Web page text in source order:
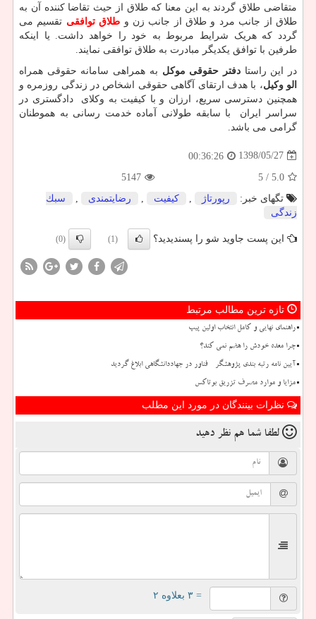
متقاضی طلاق گردند به این معنا که طلاق از حیث تقاضا کننده آن به
طلاق از جانب مرد و طلاق از جانب زن و طلاق توافقی تقسیم می
گردد که هریک شرایط مربوط به خود را خواهد داشت. یا اینکه
طرفین با توافق یکدیگر مبادرت به طلاق توافقی نمایند.
در این راستادفتر حقوقی موکل به همراهی سامانه حقوقی همراه
الو وکیل، با هدف ارتقای آگاهی حقوقی اشخاص در زندگی روزمره و
همچنین دسترسی سریع، ارزان و با کیفیت به وکلای دادگستری در
سراسر ایران با سابقه طولانی آماده خدمت رسانی به هموطنان
گرامی می باشد.
1398/05/27
00:36:26
5.0
/ 5
5147
تگهای خبر:
رپورتاژ , كیفیت , رضایتمندی ,
سبك
زندگی
این پست جاوید شو را پسندیدید؟ (1)
(0)
تازه ترین مطالب مرتبط
راهنمای نهایی و کامل انتخاب اولین پیپ
چرا معده خودش را هضم نمی کند؟
آیین نامه رتبه بندی پژوهشگر - فناور در جهاددانشگاهی ابلاغ گردید
مزایا و موارد مصرف تزریق بوتاکس
نظرات بینندگان در مورد این مطلب
لطفا شما هم نظر دهید
= ۳ بعلاوه ۲